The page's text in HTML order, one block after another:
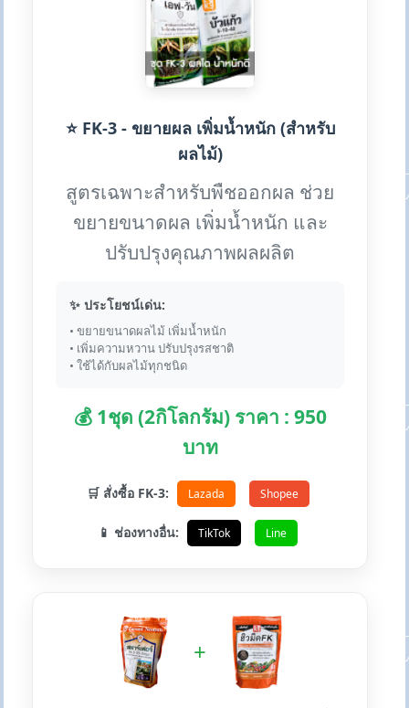
⭐ FK-3 - ขยายผล เพิ่มน้ำหนัก (สำหรับ
ผลไม้)
สูตรเฉพาะสำหรับพืชออกผล ช่วย
ขยายขนาดผล เพิ่มน้ำหนัก และ
ปรับปรุงคุณภาพผลผลิต
✨ ประโยชน์เด่น:
• ขยายขนาดผลไม้ เพิ่มน้ำหนัก
• เพิ่มความหวาน ปรับปรุงรสชาติ
• ใช้ได้กับผลไม้ทุกชนิด
💰 1ชุด (2กิโลกรัม) ราคา : 950
บาท
🛒 สั่งซื้อ FK-3: Lazada Shopee
📱 ช่องทางอื่น: TikTok Line
+